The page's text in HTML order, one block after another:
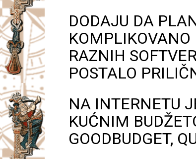
DODAJU DA
RAZNIH
POSTALO
NA INTERNETU
KUĆNIM
GOODBUDGET,